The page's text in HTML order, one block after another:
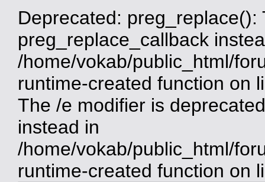
Deprecated:
preg_replace_callback
/home/vokab/public_html/
runtime-created function on
The /e modifier is
instead in
/home/vokab/public_html/
runtime-created function on